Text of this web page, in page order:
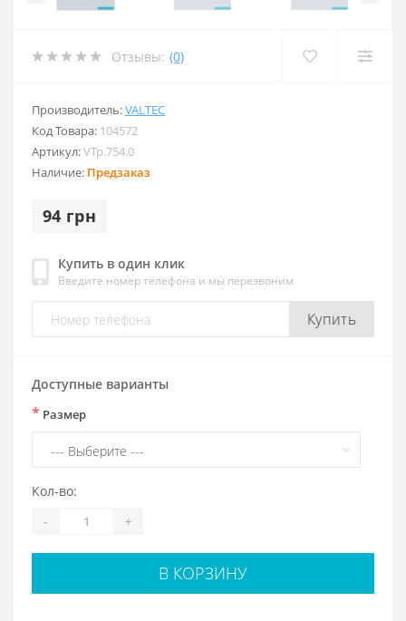
Отзывы: (0)
Производитель:VALTEC
Код Товара: 104572
Артикул:VTp.754.0
Наличие: Предзаказ
94 грн
Купить в один клик
Введите номер телефона и мы перезвоним
Купить
Доступные варианты
* Размер
Кол-во:
- +
В КОРЗИНУ